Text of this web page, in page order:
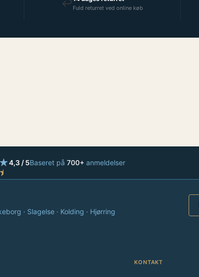
↩ Fuld returret ved online køb
★
★
4,3 / 5Baseret på 700+ anmeldelser
· Slagelse · Kolding · Hjørring
KONTAKT